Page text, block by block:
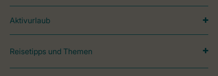
Aktivurlaub
Reisetipps und Themen